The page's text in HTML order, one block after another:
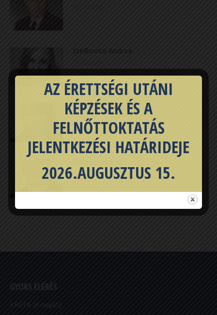
Stefkovics Andrea
Lénárt Melinda
2010.04.01.
2010.04.01.
GYORS ELÉRÉS
KRÉTA (e-napló)
AZ ÉRETTSÉGI UTÁNI
KÉPZÉSEK ÉS A
FELNŐTTOKTATÁS
JELENTKEZÉSI HATÁRIDEJE
2026.AUGUSZTUS 15.